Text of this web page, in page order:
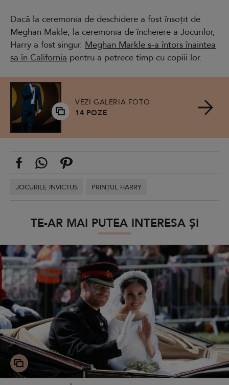
Dacă la ceremonia de deschidere a fost însoțit de
Meghan Makle, la ceremonia de încheiere a Jocurilor,
Harry a fost singur. Meghan Markle s-a întors înaintea
sa în California pentru a petrece timp cu copiii lor.
VEZI GALERIA FOTO
14 POZE
JOCURILE INVICTUS PRINȚUL HARRY
TE-AR MAI PUTEA INTERESA ȘI